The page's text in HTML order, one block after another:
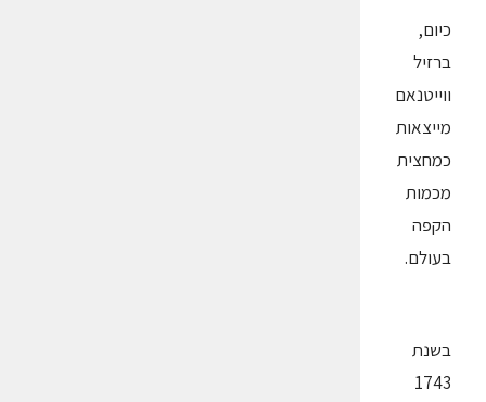
כיום,
ברזיל
ווייטנאם
מייצאות
כמחצית
מכמות
הקפה
בעולם.
בשנת
1743